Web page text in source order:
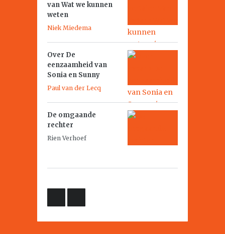
vanWat we kunnen
weten
Niek Miedema
Over De
eenzaamheid van
Sonia en Sunny
Paul van der Lecq
De omgaande
rechter
Rien Verhoef